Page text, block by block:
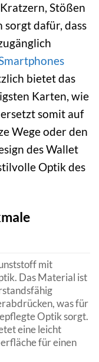
Stößen
sorgt dafür, dass
bietet das
Karten, wie
somit auf
Wege oder den
des Wallet
Optik des
mit
Das Material ist
was für
Optik sorgt.
eine leicht
für einen